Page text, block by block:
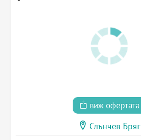
виж офертата
Слънчев Бряг